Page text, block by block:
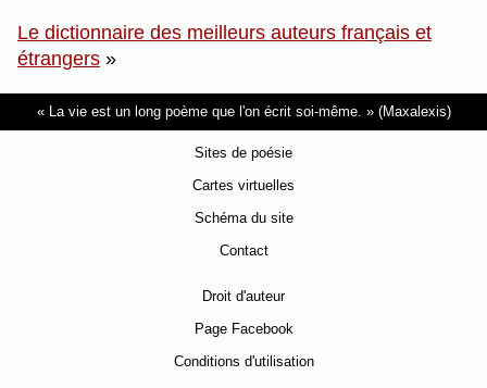
Le dictionnaire des meilleurs auteurs français et
étrangers »
La vie est un long poème que l'on écrit soi-même. (Maxalexis)
Sites de poésie
Cartes virtuelles
Schéma du site
Contact
Droit d'auteur
Page Facebook
Conditions d'utilisation